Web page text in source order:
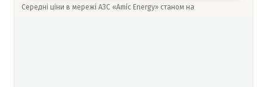
Середні ціни в мережі АЗС «Amic Energy» станом на